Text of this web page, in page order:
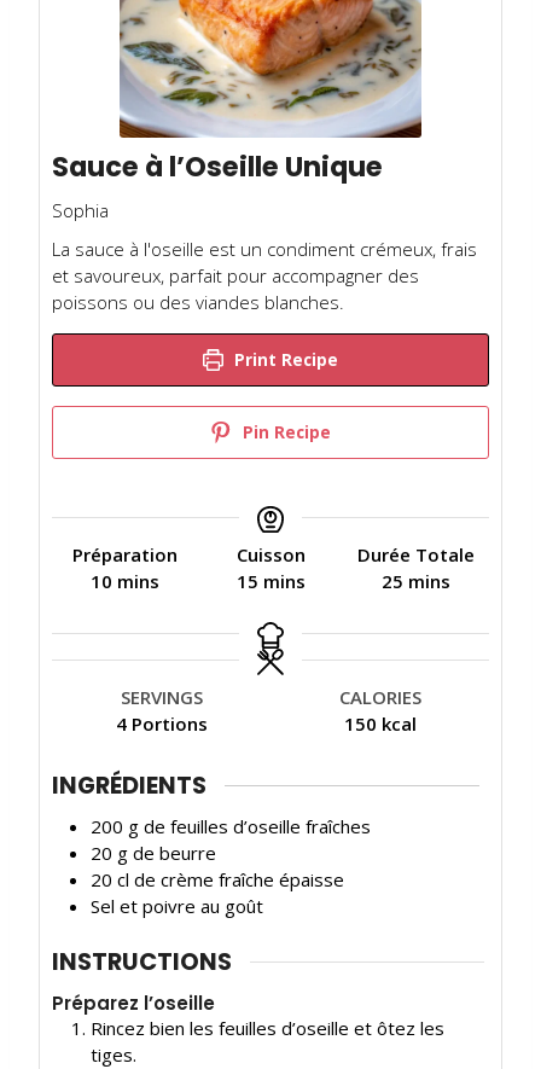
Sauce à l’Oseille Unique
Sophia
La sauce à l'oseille est un condiment crémeux, frais
et savoureux, parfait pour accompagner des
poissons ou des viandes blanches.
Print Recipe
Pin Recipe
Préparation
10m
n
u
mins
Cuisson
15m
n
u
mins
Durée Totale
25 m
n
u
e
s
mins
SERVINGS
4 Portions
CALORIES
150 kcal
INGRÉDIENTS
200 g de feuilles d’oseille fraîches
20 g de beurre
20 cl de crème fraîche épaisse
Sel et poivre au goût
INSTRUCTIONS
Préparez l’oseille
Rincez bien les feuilles d’oseille et ôtez les
tiges.